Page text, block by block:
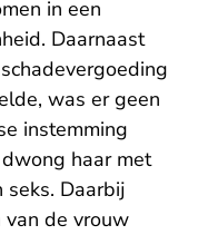
in een
Daarnaast
was er geen
instemming
haar met
Daarbij
de vrouw